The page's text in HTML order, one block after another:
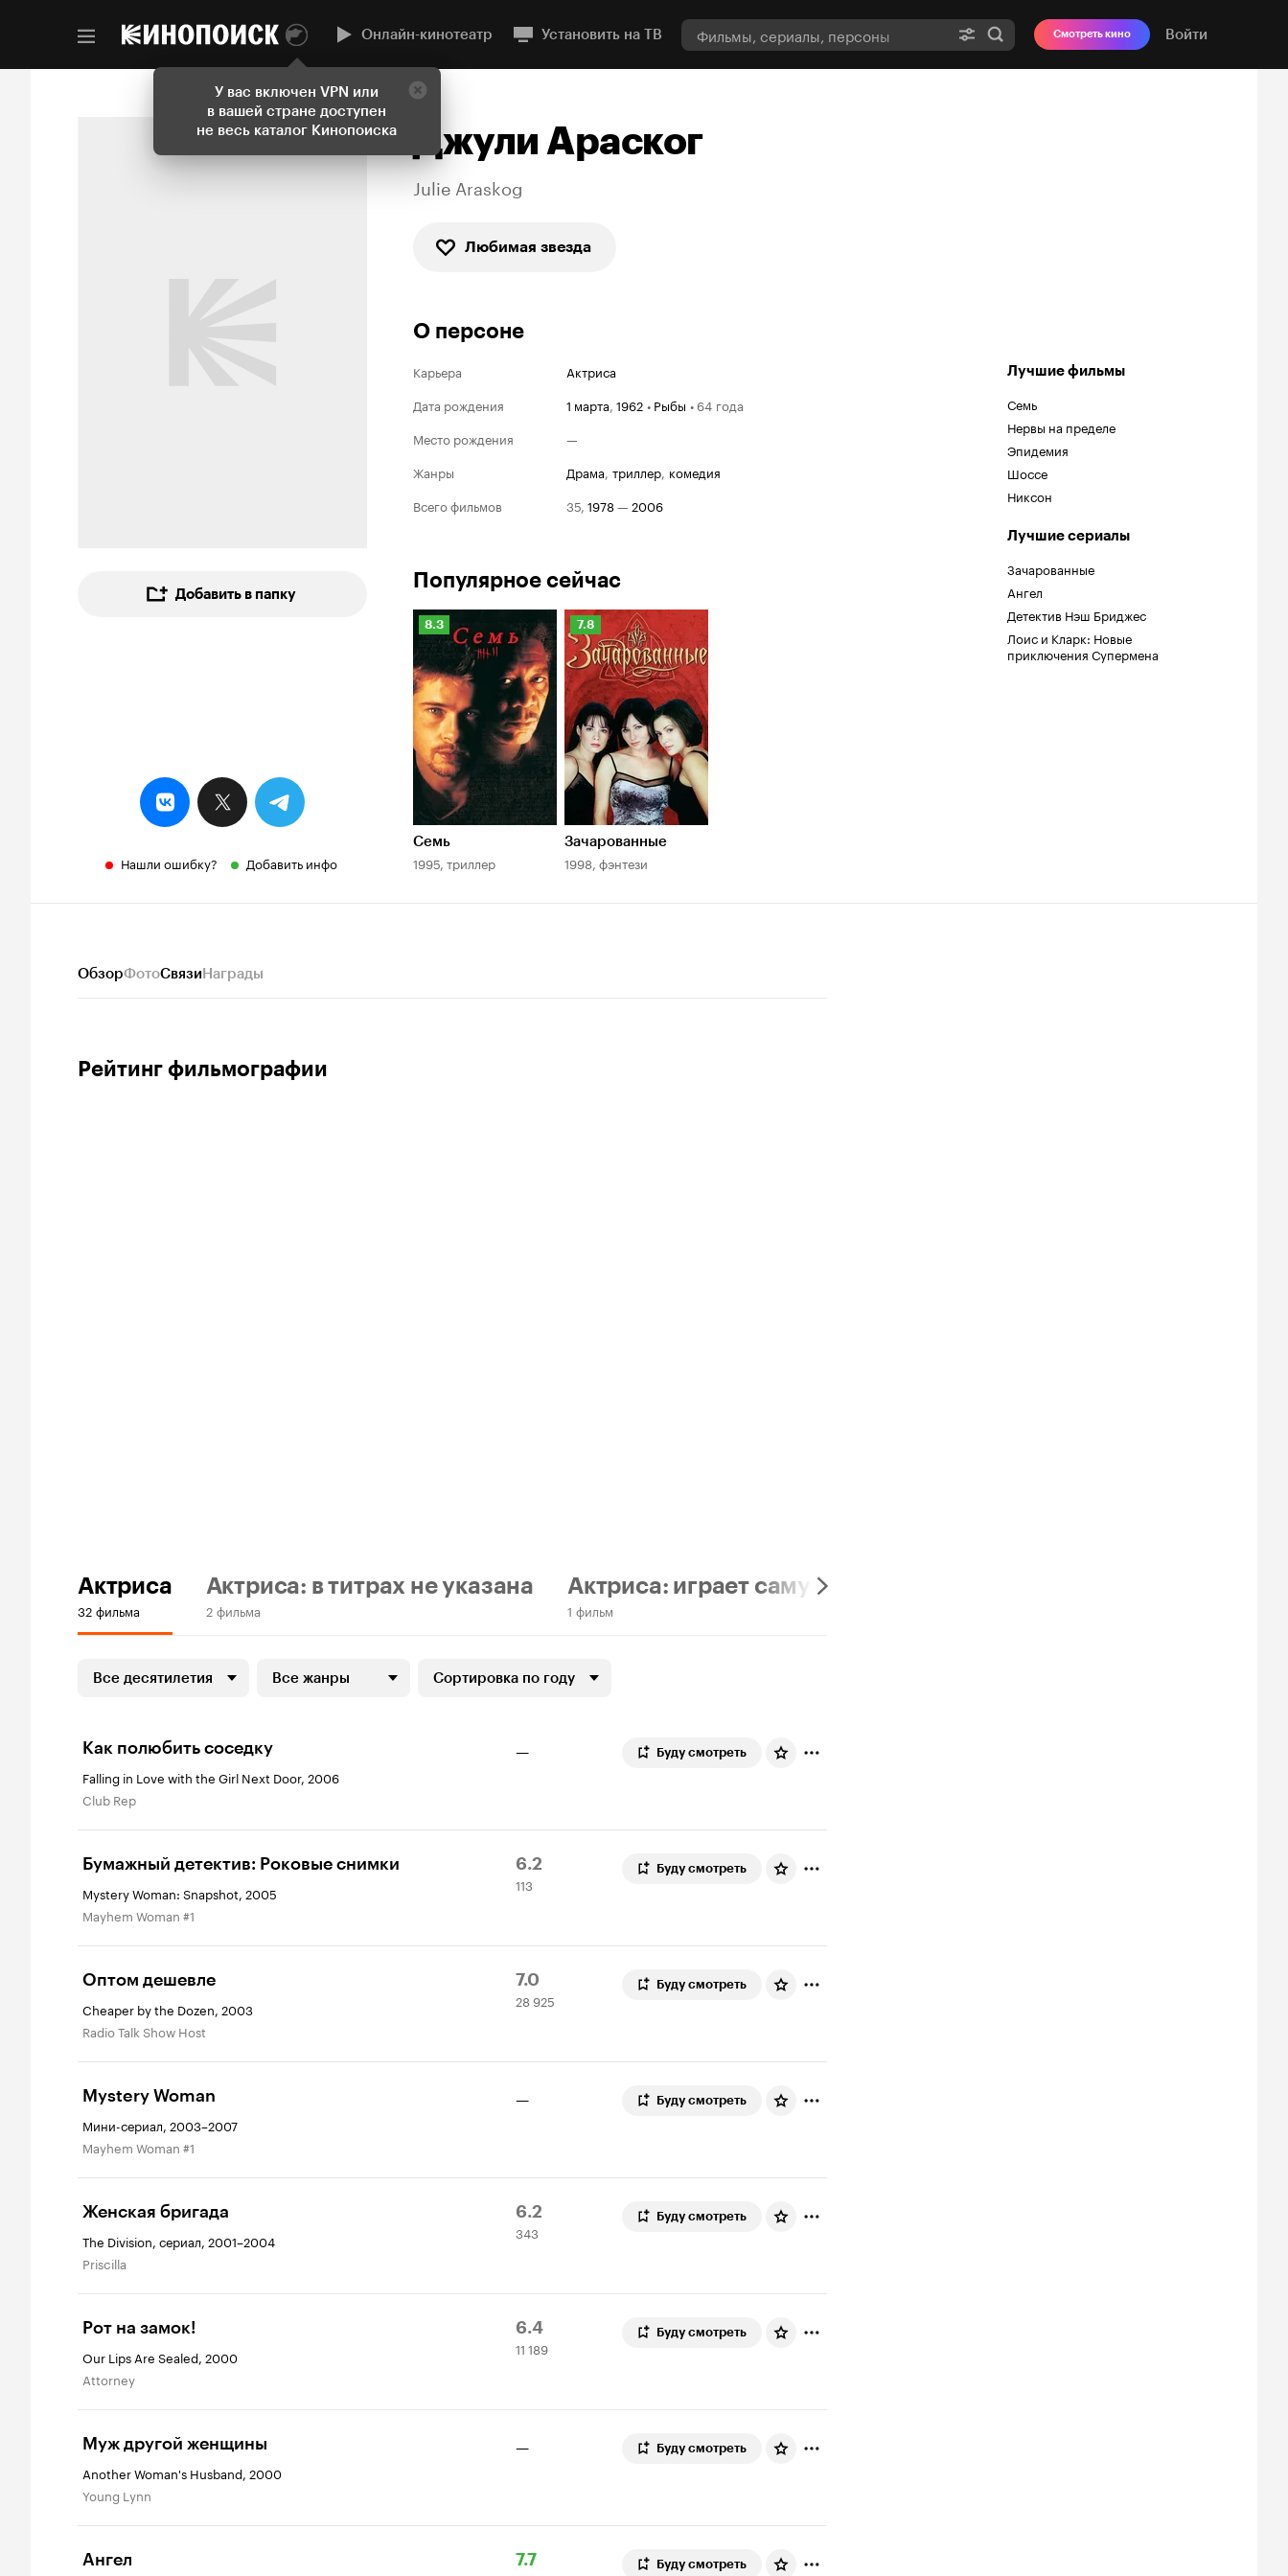
У вас включен VPN или
в вашей стране доступен
не весь каталог Кинопоиска
Онлайн-кинотеатр Установить на ТВ Смотреть кино Войти
Добавить в папку
Нашли ошибку? Добавить инфо
Джули Араског
Julie Araskog
Любимая звезда
О персоне
Карьера
Актриса
Дата рождения
1 марта, 1962 • Рыбы • 64 года
Место рождения
—
Жанры
драма, триллер, комедия
Всего фильмов
35, 1978— 2006
Лучшие фильмы
Семь
Нервы на пределе
Эпидемия
Шоссе
Никсон
Лучшие сериалы
Зачарованные
Ангел
Детектив Нэш Бриджес
Лоис и Кларк: Новые
приключения Супермена
Популярное сейчас
Рейтинг
Кинопоиска
8.3
8.3
Семь
1995, триллер
Рейтинг
Кинопоиска
7.8
7.8
Зачарованные
1998, фэнтези
ОбзорФотоСвязиНаграды
Рейтинг фильмографии
Актриса
32 фильма
Актриса: в титрах не указана
2 фильма
Актриса: играет саму себя
1 фильм
Все десятилетия Все жанры Сортировка по году
Как полюбить соседку
Falling in Love with the Girl Next Door, 2006
Club Rep
— Буду смотреть
Бумажный детектив: Роковые снимки
Mystery Woman: Snapshot, 2005
Mayhem Woman #1
Рейтинг
Кинопоиска
6.2
113
оценок
113
Буду смотреть
Оптом дешевле
Cheaper by the Dozen, 2003
Radio Talk Show Host
Рейтинг
Кинопоиска
7.0
28
925
28 925
Буду смотреть
Mystery Woman
Мини-сериал, 2003–2007
Mayhem Woman #1
— Буду смотреть
Женская бригада
The Division, сериал, 2001–2004
Priscilla
Рейтинг
Кинопоиска
6.2
343
оценки
343
Буду смотреть
Рот на замок!
Our Lips Are Sealed, 2000
Attorney
Рейтинг
Кинопоиска
6.4
11
189
11 189
Буду смотреть
Муж другой женщины
Another Woman's Husband, 2000
Young Lynn
— Буду смотреть
Ангел
Рейтинг
7.7
9
Буду смотреть